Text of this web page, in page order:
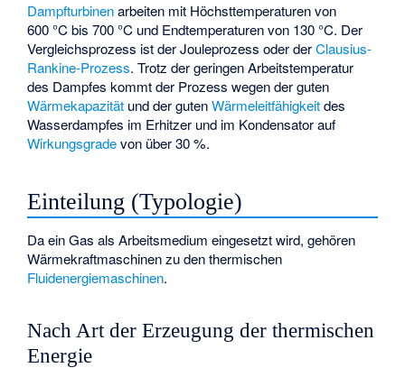
Dampfturbinenarbeiten mit Höchsttemperaturen von
600 °C bis 700 °C und Endtemperaturen von 130 °C. Der
Vergleichsprozess ist der Jouleprozess oder derClausius-
Rankine-Prozess. Trotz der geringen Arbeitstemperatur
des Dampfes kommt der Prozess wegen der guten
Wärmekapazität und der gutenWärmeleitfähigkeitdes
Wasserdampfes im Erhitzer und im Kondensator auf
Wirkungsgradevon über 30 %.
Einteilung (Typologie)
Da ein Gas als Arbeitsmedium eingesetzt wird, gehören
Wärmekraftmaschinen zu den thermischen
Fluidenergiemaschinen.
Nach Art der Erzeugung der thermischen
Energie